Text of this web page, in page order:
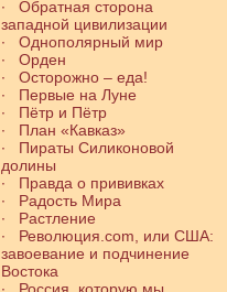
∙ Обратная сторона
западной цивилизации
∙ Однополярный мир
∙ Орден
∙ Осторожно – еда!
∙ Первые на Луне
∙ Пётр и Пётр
∙ План «Кавказ»
∙ Пираты Силиконовой
долины
∙ Правда о прививках
∙ Радость Мира
∙ Растление
∙ Революция.com, или США:
завоевание и подчинение
Востока